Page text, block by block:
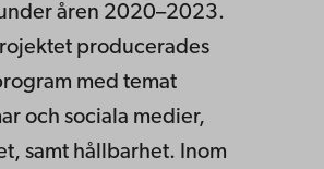
åren 2020–2023.
producerades
med temat
och sociala medier,
samt hållbarhet. Inom